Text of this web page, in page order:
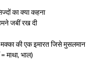
का क्या कहना
जबीं रख दी
की एक इमारत जिसे मुसलमान
माथा, भाल)